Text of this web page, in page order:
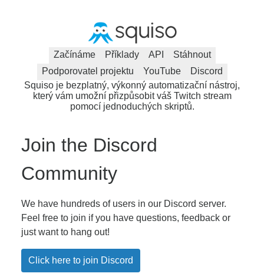
Začínáme Příklady API
Stáhnout
Podporovatel projektu
YouTube
Discord
Squiso je bezplatný, výkonný automatizační nástroj,
který vám umožní přizpůsobit váš Twitch stream
pomocí jednoduchých skriptů.
Join the Discord
Community
We have hundreds of users in our Discord server.
Feel free to join if you have questions, feedback or
just want to hang out!
Click here to join Discord